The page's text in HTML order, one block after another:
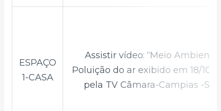
ESPAÇO
1-CASA
Assistir vídeo: “Meio Ambiente:
Poluição do ar exibido em 18/10/
pela TV Câmara-Campias -SP”.